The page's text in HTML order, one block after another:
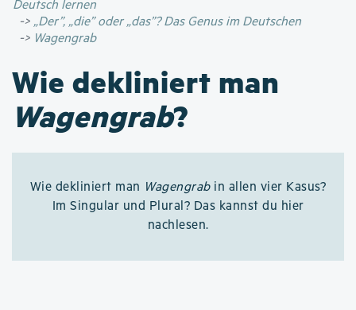
Deutsch lernen
„Der”, „die” oder „das”? Das Genus im Deutschen
Wagengrab
Wie dekliniert man
Wagengrab?
Wie dekliniert man Wagengrabin allen vier Kasus?
Im Singular und Plural? Das kannst du hier
nachlesen.